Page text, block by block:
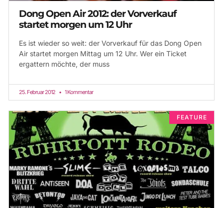
Dong Open Air 2012: der Vorverkauf
startet morgen um 12 Uhr
Es ist wieder so weit: der Vorverkauf für das Dong Open
Air startet morgen Mittag um 12 Uhr. Wer ein Ticket
ergattern möchte, der muss
25. Februar 2012 1 Kommentar
FEATURE